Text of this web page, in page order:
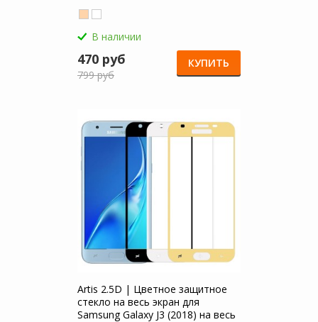
В наличии
470 руб
799 руб
КУПИТЬ
Artis 2.5D | Цветное защитное
стекло на весь экран для
Samsung Galaxy J3 (2018) на весь